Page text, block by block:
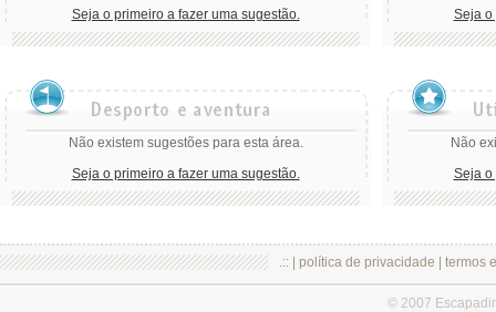
Seja o primeiro a fazer uma sugestão.
Seja o
Não existem sugestões para esta área.
Seja o primeiro a fazer uma sugestão.
Não
Seja o
.:: | política de privacidade termos
© 2007